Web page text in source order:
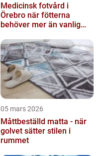
Medicinsk fotvård i
Örebro när fötterna
behöver mer än vanlig
05 mars 2026
Måttbeställd matta - när
golvet sätter stilen i
rummet